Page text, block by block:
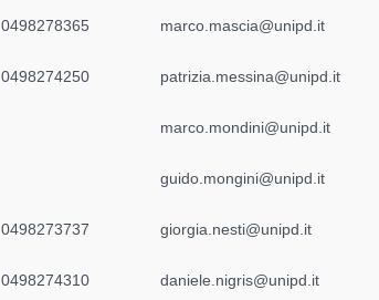
0498278365 marco.mascia@unipd.it
0498274250 patrizia.messina@unipd.it
marco.mondini@unipd.it
guido.mongini@unipd.it
0498273737 giorgia.nesti@unipd.it
0498274310 daniele.nigris@unipd.it